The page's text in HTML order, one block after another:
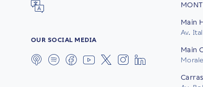
OUR SOCIAL MEDIA
Main
Av.
Main